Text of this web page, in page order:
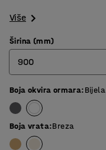
Više
Širina (mm)
900
600
900
Boja okvira ormara:Bijela
Boja vrata:Breza